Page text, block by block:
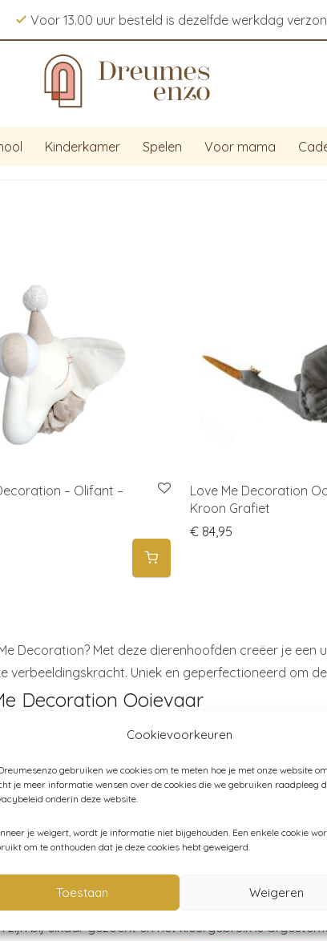
Cookievoorkeuren
gebruiken we cookies om te meten hoe je met onze website
je meer informatie wensen over de cookies die we gebruiken raadpleeg
onderin deze website.
je weigert, wordt je informatie niet bijgehouden. Een enkele cookie
om te onthouden dat je deze cookies hebt geweigerd.
Toestaan Weigeren
Voor 13.00 uur besteld is dezelfde werkdag
Kinderkamer Spelen Voor mama
– Olifant –
Love Me Decoration
Kroon Grafiet
€84,95
Decoration? Met deze dierenhoofden creëer je
verbeeldingskracht. Uniek en geperfectioneerd om
Decoration Ooievaar
kraamcadeau geven? Bij een geboorte heeft de
wereld. De Love Me Decoration ooievaar is dan ook
zijn met de hand gemaakt van natuurlijk linnen,
in verschillende zachte kleur tinten. Je hangt ze
de
decoratie
aan de muur is een echte eye-catcher. Love Me
fantasie van jouw kindje wordt geprikkeld. De
zijn bij elkaar gezocht en het kleurgebruik is